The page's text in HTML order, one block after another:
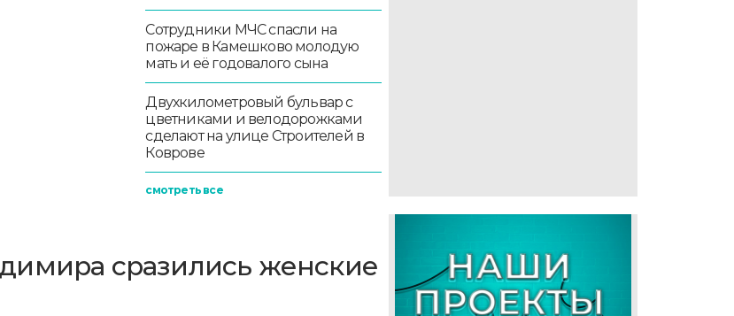
Сотрудники МЧС спасли на
пожаре в Камешково молодую
мать и её годовалого сына
Двухкилометровый бульвар с
цветниками и велодорожками
сделают на улице Строителей в
Коврове
смотреть все
сразились женские